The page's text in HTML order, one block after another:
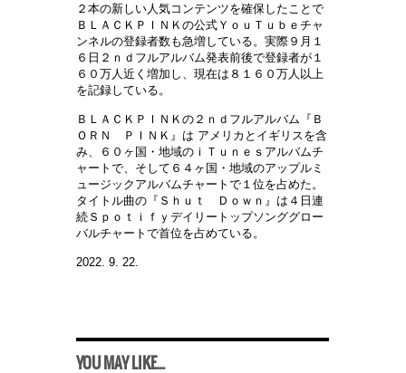
２本の新しい人気コンテンツを確保したことで
ＢＬＡＣＫＰＩＮＫの公式ＹｏｕＴｕｂｅチャ
ンネルの登録者数も急増している。実際９月１
６日２ｎｄフルアルバム発表前後で登録者が１
６０万人近く増加し、現在は８１６０万人以上
を記録している。
ＢＬＡＣＫＰＩＮＫの２ｎｄフルアルバム『Ｂ
ＯＲＮ ＰＩＮＫ』は アメリカとイギリスを含
み、６０ヶ国・地域のｉＴｕｎｅｓアルバムチ
ャートで、そして６４ヶ国・地域のアップルミ
ュージックアルバムチャートで１位を占めた。
タイトル曲の『Ｓｈｕｔ Ｄｏｗｎ』は４日連
続Ｓｐｏｔｉｆｙデイリートップソンググロー
バルチャートで首位を占めている。
2022. 9. 22.
YOU MAY LIKE...